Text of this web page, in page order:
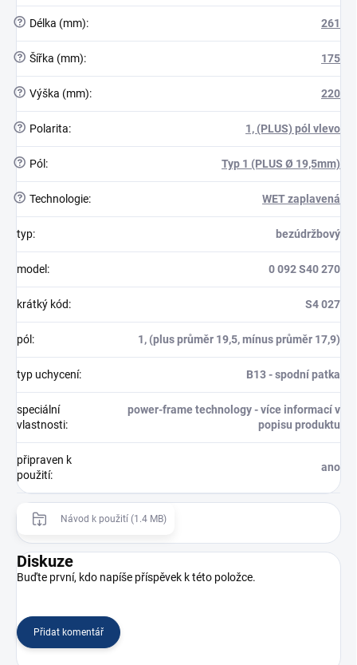
? Délka (mm): 261
? Šířka (mm): 175
? Výška (mm): 220
? Polarita: 1, (PLUS) pól vlevo
? Pól: Typ 1 (PLUS Ø 19,5mm)
? Technologie: WET zaplavená
typ: bezúdržbový
model: 0 092 S40 270
krátký kód: S4 027
pól: 1, (plus průměr 19,5, mínus průměr 17,9)
typ uchycení: B13 - spodní patka
speciální
vlastnosti:
power-frame technology - více informací v
popisu produktu
připraven k
použití:
ano
Návod k použití (1.4 MB)
Diskuze
Buďte první, kdo napíše příspěvek k této položce.
Přidat komentář